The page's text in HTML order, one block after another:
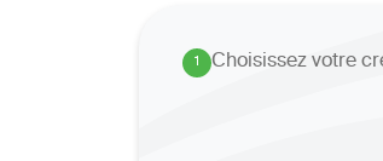
1. Choisissez votre